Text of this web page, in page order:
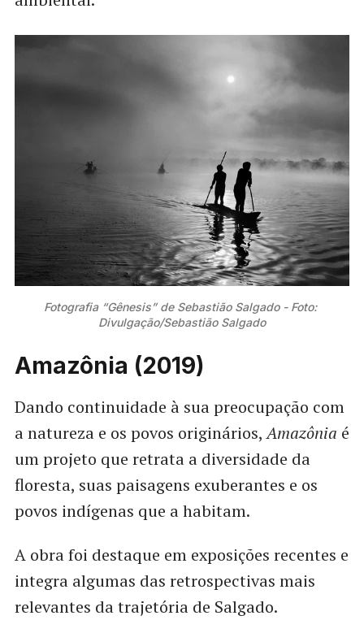
Fotografia “Gênesis” de Sebastião Salgado - Foto:
Divulgação/Sebastião Salgado
Amazônia (2019)
Dando continuidade à sua preocupação com
a natureza e os povos originários,Amazônia é
um projeto que retrata a diversidade da
floresta, suas paisagens exuberantes e os
povos indígenas que a habitam.
A obra foi destaque em exposições recentes e
integra algumas das retrospectivas mais
relevantes da trajetória de Salgado.